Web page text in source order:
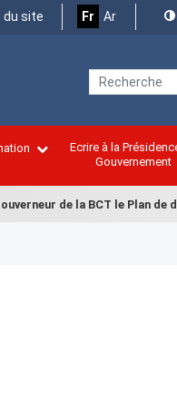
Fr Ar
du site
Ecrire à la
Gouvernement
de la BCT le Plan de